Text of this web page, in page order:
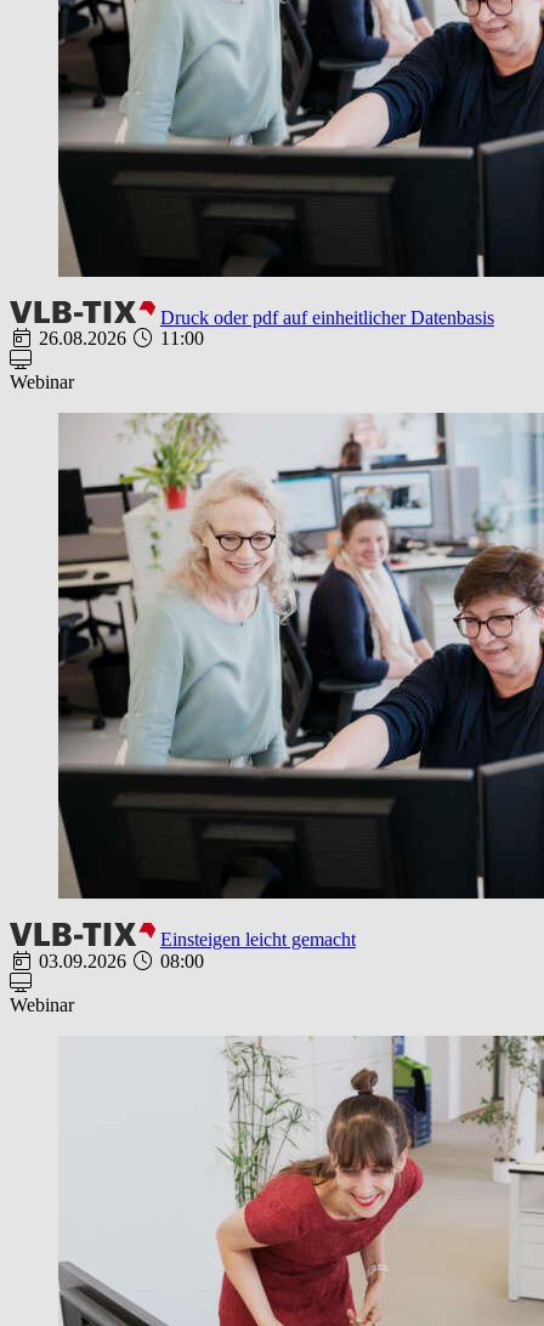
Druck oder pdf auf einheitlicher Datenbasis
26.08.2026
11:00
Webinar
Einsteigen leicht gemacht
03.09.2026
08:00
Webinar